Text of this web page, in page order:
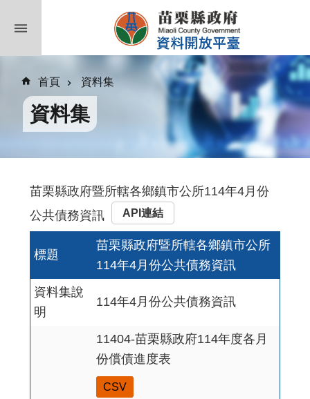
首頁 資料集
資料集
苗栗縣政府暨所轄各鄉鎮市公所114年4月份
公共債務資訊
API連結
標題
苗栗縣政府暨所轄各鄉鎮市公所
114年4月份公共債務資訊
資料集說
明
114年4月份公共債務資訊
11404-苗栗縣政府114年度各月
份償債進度表
CSV